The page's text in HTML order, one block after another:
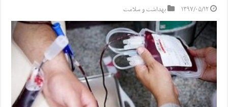
۱۳۹۷/۰۵/۱۲ بهداشت و سلامت